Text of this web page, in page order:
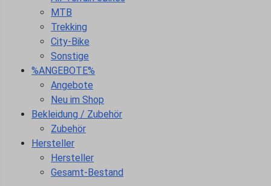
MTB
Trekking
City-Bike
Sonstige
%ANGEBOTE%
Angebote
Neu im Shop
Bekleidung / Zubehör
Zubehör
Hersteller
Hersteller
Gesamt-Bestand